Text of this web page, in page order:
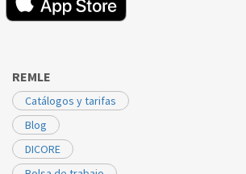
REMLE
Catálogos y tarifas
Blog
DICORE